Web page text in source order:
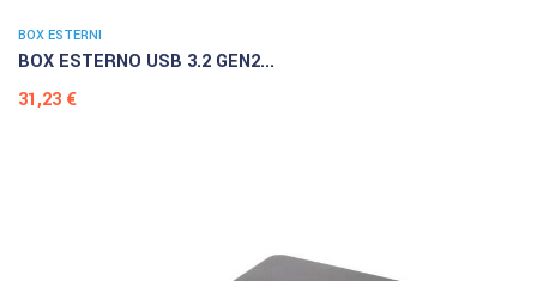
BOX ESTERNI
BOX ESTERNO USB 3.2 GEN2...
Prezzo
31,23 €